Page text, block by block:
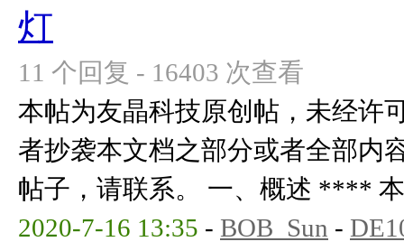
灯
11 个回复 - 16403 次查看
本帖为友晶科技原创帖，未经许
者抄袭本文档之部分或者全部内
帖子，请联系。 一、概述 ****
2020-7-16 13:35 - BOB_Sun -